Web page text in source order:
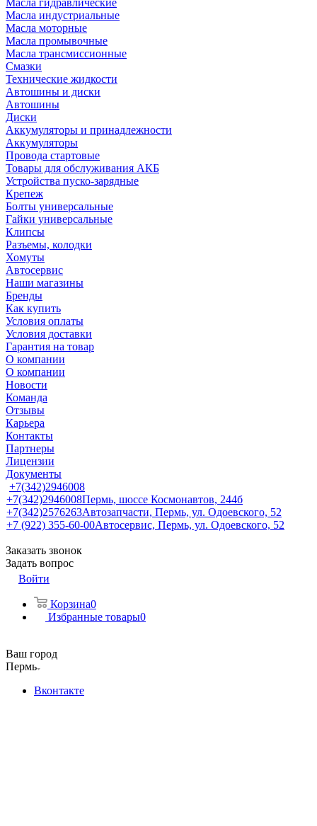
Масла гидравлические
Масла индустриальные
Масла моторные
Масла промывочные
Масла трансмиссионные
Смазки
Технические жидкости
Автошины и диски
Автошины
Диски
Аккумуляторы и принадлежности
Аккумуляторы
Провода стартовые
Товары для обслуживания АКБ
Устройства пуско-зарядные
Крепеж
Болты универсальные
Гайки универсальные
Клипсы
Разъемы, колодки
Хомуты
Автосервис
Наши магазины
Бренды
Как купить
Условия оплаты
Условия доставки
Гарантия на товар
О компании
О компании
Новости
Команда
Отзывы
Карьера
Контакты
Партнеры
Лицензии
Документы
+7(342)2946008
+7(342)2946008Пермь, шоссе Космонавтов, 244б
+7(342)2576263Автозапчасти, Пермь, ул. Одоевского, 52
+7 (922) 355-60-00Автосервис, Пермь, ул. Одоевского, 52
Заказать звонок
Задать вопрос
Войти
Корзина0
Избранные товары0
Ваш город
Пермь
Вконтакте